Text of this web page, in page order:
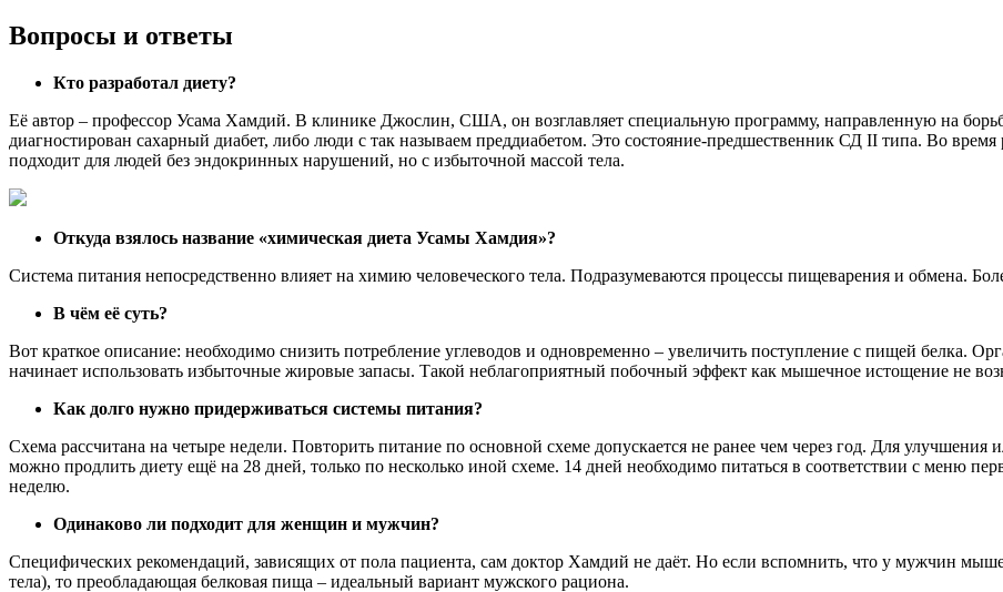
Вопросы и ответы
Кто разработал диету?
Её автор – профессор Усама Хамдий. В клинике Джослин, США, он возглавляет специальную программу, направленную на
диагностирован сахарный диабет, либо люди с так называем преддиабетом. Это состояние-предшественник СД II типа. Во
подходит для людей без эндокринных нарушений, но с избыточной массой тела.
Откуда взялось название «химическая диета Усамы Хамдия»?
Система питания непосредственно влияет на химию человеческого тела. Подразумеваются процессы пищеварения и обмена.
В чём её суть?
Вот краткое описание: необходимо снизить потребление углеводов и одновременно – увеличить поступление с пищей белка.
начинает использовать избыточные жировые запасы. Такой неблагоприятный побочный эффект как мышечное истощение не
Как долго нужно придерживаться системы питания?
Схема рассчитана на четыре недели. Повторить питание по основной схеме допускается не ранее чем через год. Для улучшения
можно продлить диету ещё на 28 дней, только по несколько иной схеме. 14 дней необходимо питаться в соответствии с меню
неделю.
Одинаково ли подходит для женщин и мужчин?
Специфических рекомендаций, зависящих от пола пациента, сам доктор Хамдий не даёт. Но если вспомнить, что у мужчин
тела), то преобладающая белковая пища – идеальный вариант мужского рациона.